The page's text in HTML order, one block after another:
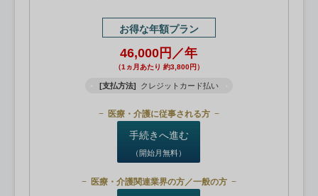
お得な年額プラン
46,000円／年
（1ヵ月あたり 約3,800円）
[支払方法] クレジットカード払い
医療・介護に従事される方
手続きへ進む
（開始月無料）
医療・介護関連業界の方／一般の方